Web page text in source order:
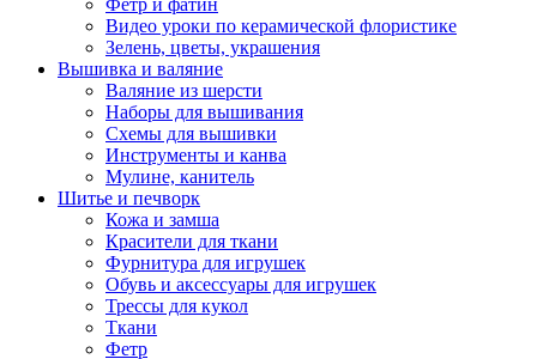
Видео уроки по керамической флористике
Зелень, цветы, украшения
Вышивка и валяние
Валяние из шерсти
Наборы для вышивания
Схемы для вышивки
Инструменты и канва
Мулине, канитель
Шитье и печворк
Кожа и замша
Красители для ткани
Фурнитура для игрушек
Обувь и аксессуары для игрушек
Трессы для кукол
Ткани
Фетр